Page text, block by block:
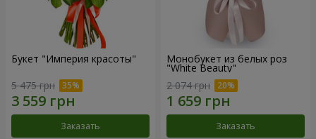
Букет "Империя красоты"
5 475 грн
Заказать
Монобукет из белых роз
"White Beauty"
2 074 грн
Заказать